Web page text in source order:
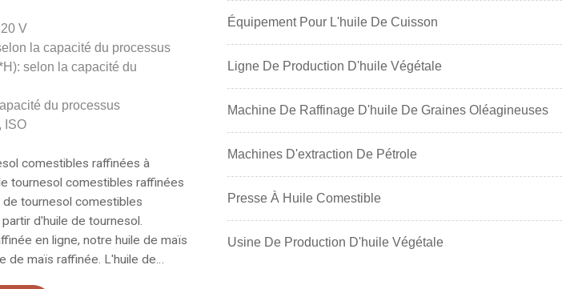
V
la capacité du processus
selon la capacité du
du processus
ISO
comestibles raffinées à
tournesol comestibles raffinées
de tournesol comestibles
d'huile de tournesol.
en ligne, notre huile de maïs
de maïs raffinée. L'huile de
Équipement Pour L'huile De Cuisson
Ligne De Production D'huile Végétale
Machine De Raffinage D'huile De Graines Oléagineuses
Machines D'extraction De Pétrole
Presse À Huile Comestible
Usine De Production D'huile Végétale